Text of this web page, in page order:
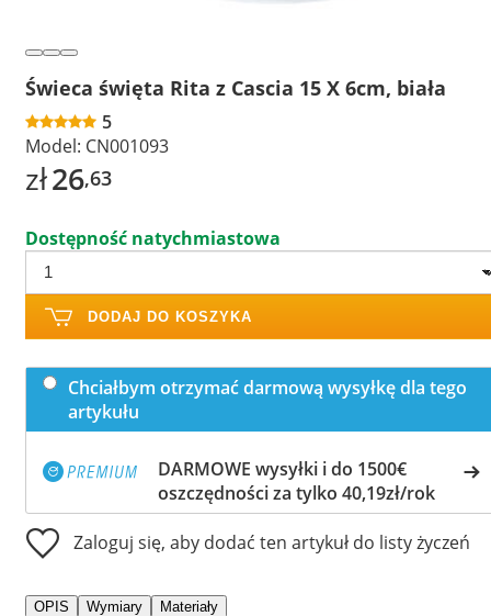
Świeca święta Rita z Cascia 15 X 6cm, biała
5
Model: CN001093
zł26,63
Dostępność natychmiastowa
DODAJ DO KOSZYKA
Chciałbym otrzymać darmową wysyłkę dla tego
artykułu
DARMOWE wysyłki i do 1500€
oszczędności za tylko 40,19zł/rok
Zaloguj się, aby dodać ten artykuł do listy życzeń
OPIS Wymiary Materiały